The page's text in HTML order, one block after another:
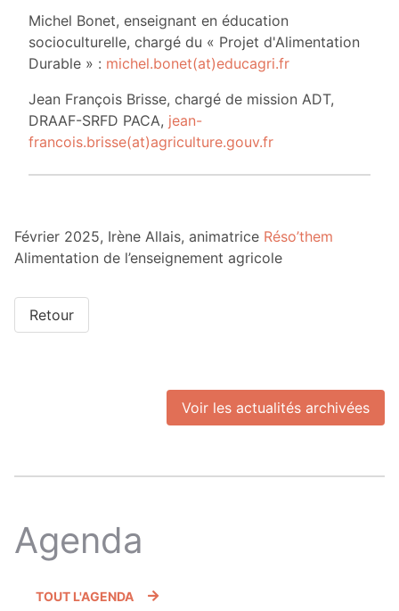
Michel Bonet, enseignant en éducation
socioculturelle, chargé du « Projet d'Alimentation
Durable » : michel.bonet(at)educagri.fr
Jean François Brisse, chargé de mission ADT,
DRAAF-SRFD PACA, jean-
francois.brisse(at)agriculture.gouv.fr
Février 2025, Irène Allais, animatrice Réso’them
Alimentation de l’enseignement agricole
Retour
Voir les actualités archivées
Agenda
TOUT L'AGENDA